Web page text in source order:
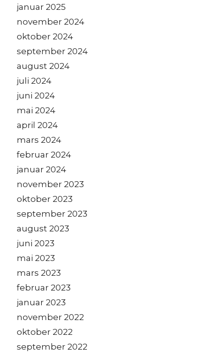
januar 2025
november 2024
oktober 2024
september 2024
august 2024
juli 2024
juni 2024
mai 2024
april 2024
mars 2024
februar 2024
januar 2024
november 2023
oktober 2023
september 2023
august 2023
juni 2023
mai 2023
mars 2023
februar 2023
januar 2023
november 2022
oktober 2022
september 2022